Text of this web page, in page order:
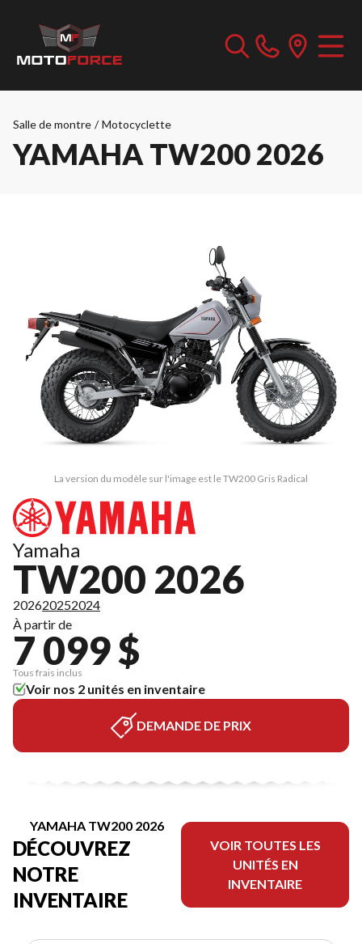
Salle de montre / Motocyclette
YAMAHA TW200 2026
La version du modèle sur l'image est le TW200 Gris Radical
Yamaha
TW200 2026
202620252024
À partir de
7 099 $
Tous frais inclus
Voir nos 2 unités en inventaire
DEMANDE DE PRIX
YAMAHA TW200 2026
DÉCOUVREZ
NOTRE
INVENTAIRE
VOIR TOUTES LES
UNITÉS EN
INVENTAIRE